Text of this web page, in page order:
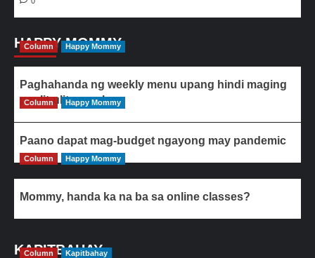
HAPPY MOMMY
Column Happy Mommy
Paghahanda ng weekly menu upang hindi maging
paulit-ulit ang ulam
Column Happy Mommy
Paano dapat mag-budget ngayong may pandemic
Column Happy Mommy
Mommy, handa ka na ba sa online classes?
KAPITBAHAY
Column Kapitbahay